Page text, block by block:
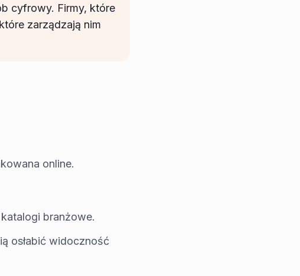
cyfrowy. Firmy, które
zarządzają nim
online.
branżowe.
osłabić widoczność